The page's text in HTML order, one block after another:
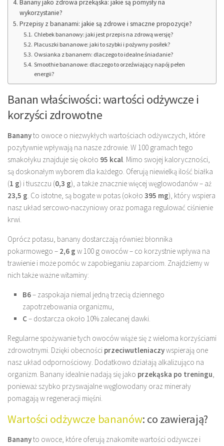
Banany jako zdrowa przekąska: jakie są pomysły na
wykorzystanie?
Przepisy z bananami: jakie są zdrowe i smaczne propozycje?
Chlebek bananowy: jaki jest przepis na zdrową wersję?
Placuszki bananowe: jaki to szybki i pożywny posiłek?
Owsianka z bananem: dlaczego to idealne śniadanie?
Smoothie bananowe: dlaczego to orzeźwiający napój pełen
energii?
Banan właściwości: wartości odżywcze i
korzyści zdrowotne
Bananyto owoce o niezwykłych wartościach odżywczych, które
pozytywnie wpływają na nasze zdrowie. W 100 gramach tego
smakołyku znajduje się około 95 kcal. Mimo swojej kaloryczności,
są doskonałym wyborem dla każdego. Oferują niewielką ilość białka
(1 g) i tłuszczu (0,3 g), a także znacznie więcej węglowodanów – aż
23,5 g. Co istotne, są bogate w potas (około 395 mg), który wspiera
nasz układ sercowo-naczyniowy oraz pomaga regulować ciśnienie
krwi.
Oprócz potasu, banany dostarczają również błonnika
pokarmowego – 2,6 g w 100 g owoców – co korzystnie wpływa na
trawienie i może pomóc w zapobieganiu zaparciom. Znajdziemy w
nich także ważne witaminy:
B6– zaspokaja niemal jedną trzecią dziennego
zapotrzebowania organizmu,
C– dostarcza około 10% zalecanej dawki.
Regularne spożywanie tych owoców wiąże się z wieloma korzyściami
zdrowotnymi. Dzięki obecności przeciwutleniaczywspierają one
nasz układ odpornościowy. Dodatkowo działają alkalizująco na
organizm. Banany idealnie nadają się jako przekąska po treningu,
ponieważ szybko przyswajalne węglowodany oraz minerały
pomagają w regeneracji mięśni.
Wartości odżywcze bananów: co zawierają?
Bananyto owoce, które oferują znakomite wartości odżywcze i